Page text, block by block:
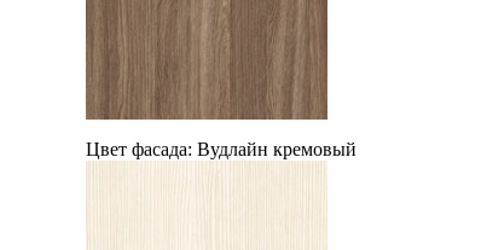
Цвет фасада: Вудлайн кремовый